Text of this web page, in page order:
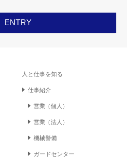
ENTRY
人と仕事を知る
仕事紹介
営業（個人）
営業（法人）
機械警備
ガードセンター